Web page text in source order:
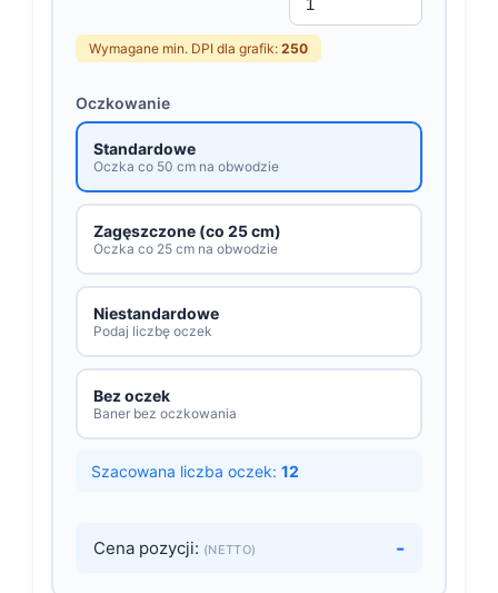
Wymagane min. DPI dla grafik: 250
Oczkowanie
Standardowe
Oczka co 50 cm na obwodzie
Zagęszczone (co 25 cm)
Oczka co 25 cm na obwodzie
Niestandardowe
Podaj liczbę oczek
Bez oczek
Baner bez oczkowania
Szacowana liczba oczek: 12
Cena pozycji: (NETTO) -